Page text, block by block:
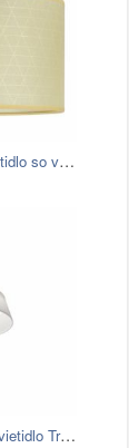
Béžové stropné svietidlo so vzorom…
Biele stropné LED svietidlo Trio Ponts,…